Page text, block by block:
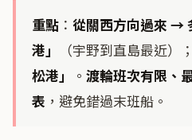
重點 ： 從關西方向過來 →
港」
（宇野到直島最近）；
松港」
。 渡輪班次有限、
表 ，避免錯過末班船。